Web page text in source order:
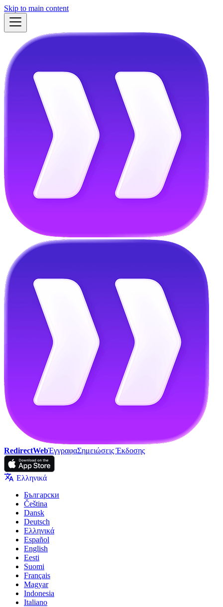
Skip to main content
RedirectWebΈγγραφαΣημειώσεις Έκδοσης
Ελληνικά
Български
Čeština
Dansk
Deutsch
Ελληνικά
Español
English
Eesti
Suomi
Français
Magyar
Indonesia
Italiano